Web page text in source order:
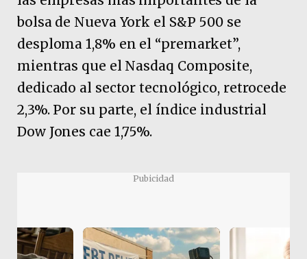
bolsa de Nueva York el S&P 500 se
desploma 1,8% en el “premarket”,
mientras que el Nasdaq Composite,
dedicado al sector tecnológico, retrocede
2,3%. Por su parte, el índice industrial
Dow Jones cae 1,75%.
Pubicidad